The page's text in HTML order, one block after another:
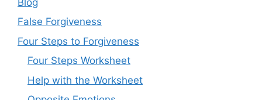
False Forgiveness
Four Steps to Forgiveness
Four Steps Worksheet
Help with the Worksheet